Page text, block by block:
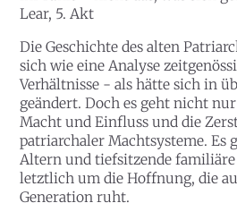
Lear, 5. Akt
Die Geschichte des alten
sich wie eine Analyse
Verhältnisse - als hätte sich in
geändert. Doch es geht nicht
Macht und Einfluss und die
patriarchaler Machtsysteme. Es
Altern und tiefsitzende
letztlich um die Hoffnung, die
Generation ruht.